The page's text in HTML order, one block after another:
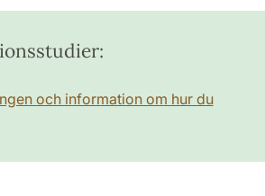
och information om hur du